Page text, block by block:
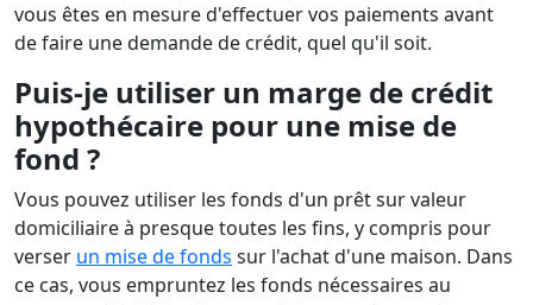
vous êtes en mesure d'effectuer vos paiements avant
de faire une demande de crédit, quel qu'il soit.
Puis-je utiliser un marge de crédit
hypothécaire pour une mise de
fond ?
Vous pouvez utiliser les fonds d'un prêt sur valeur
domiciliaire à presque toutes les fins, y compris pour
verser un mise de fonds sur l'achat d'une maison. Dans
ce cas, vous empruntez les fonds nécessaires au